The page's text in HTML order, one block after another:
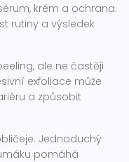
krém a ochrana.
rutiny a výsledek
ale ne častěji
exfoliace může
a způsobit
Jednoduchý
pomáhá